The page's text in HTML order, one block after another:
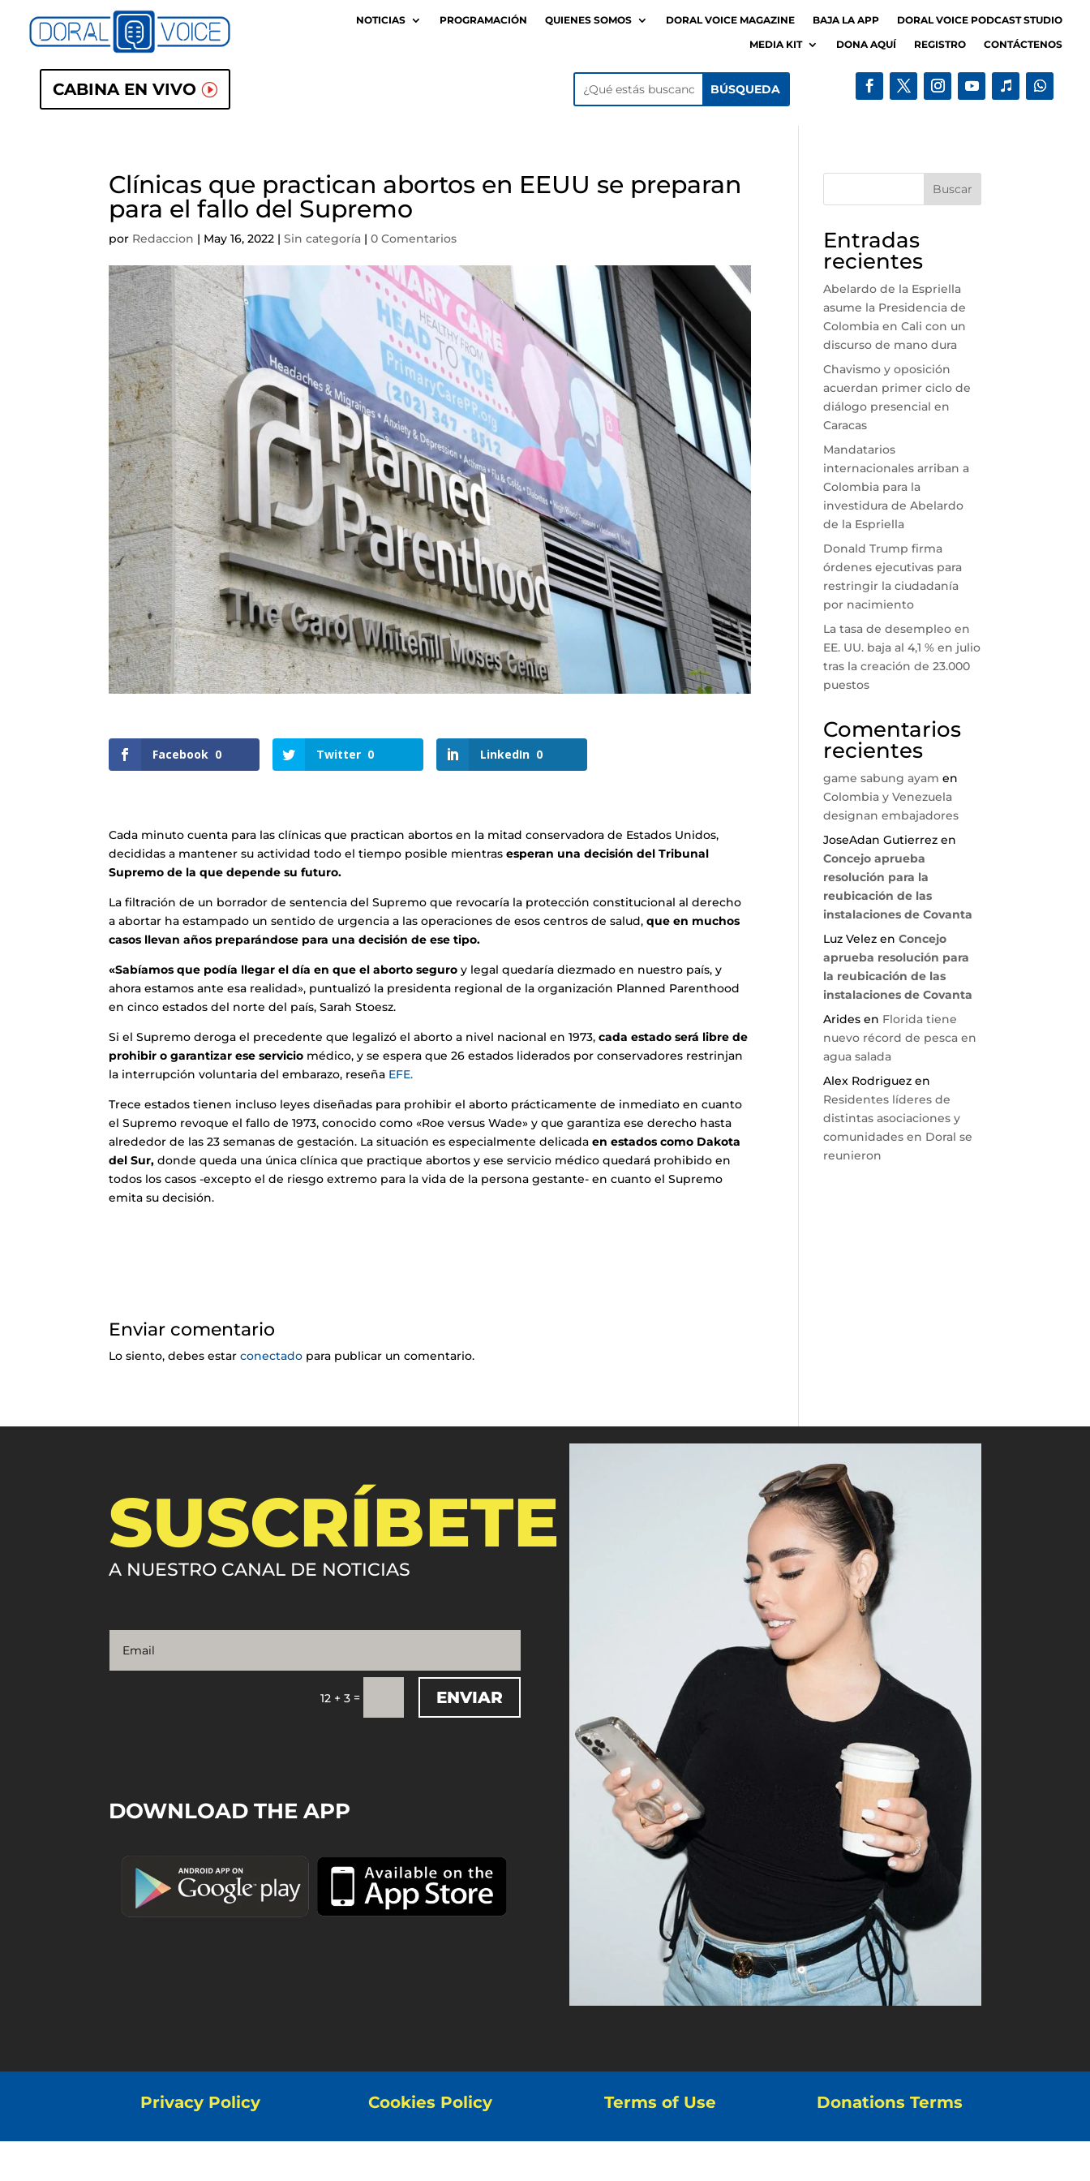
NOTICIAS PROGRAMACIÓN QUIENES SOMOS DORAL VOICE MAGAZINE BAJA LA APP
DORAL VOICE PODCAST STUDIO
MEDIA KIT
DONA AQUÍ REGISTRO CONTÁCTENOS
CABINA EN VIVO
Clínicas que practican abortos en EEUU se preparan
para el fallo del Supremo
por Redaccion | May 16, 2022 |Sin categoría |0 Comentarios
Facebook 0 Twitter 0 LinkedIn 0
Cada minuto cuenta para las clínicas que practican abortos en la mitad conservadora de Estados Unidos,
decididas a mantener su actividad todo el tiempo posible mientrasesperan una decisión del Tribunal
Supremo de la que depende su futuro.
La filtración de un borrador de sentencia del Supremo que revocaría la protección constitucional al derecho
a abortar ha estampado un sentido de urgencia a las operaciones de esos centros de salud,que en muchos
casos llevan años preparándose para una decisión de ese tipo.
«Sabíamos que podía llegar el día en que el aborto seguro y legal quedaría diezmado en nuestro país, y
ahora estamos ante esa realidad», puntualizó la presidenta regional de la organización Planned Parenthood
en cinco estados del norte del país, Sarah Stoesz.
Si el Supremo deroga el precedente que legalizó el aborto a nivel nacional en 1973, cada estado será libre de
prohibir o garantizar ese servicio médico, y se espera que 26 estados liderados por conservadores restrinjan
la interrupción voluntaria del embarazo, reseña EFE.
Trece estados tienen incluso leyes diseñadas para prohibir el aborto prácticamente de inmediato en cuanto
el Supremo revoque el fallo de 1973, conocido como «Roe versus Wade» y que garantiza ese derecho hasta
alrededor de las 23 semanas de gestación. La situación es especialmente delicadaen estados como Dakota
del Sur, donde queda una única clínica que practique abortos y ese servicio médico quedará prohibido en
todos los casos -excepto el de riesgo extremo para la vida de la persona gestante- en cuanto el Supremo
emita su decisión.
Enviar comentario
Lo siento, debes estarconectado para publicar un comentario.
Buscar
Entradas
recientes
Abelardo de la Espriella
asume la Presidencia de
Colombia en Cali con un
discurso de mano dura
Chavismo y oposición
acuerdan primer ciclo de
diálogo presencial en
Caracas
Mandatarios
internacionales arriban a
Colombia para la
investidura de Abelardo
de la Espriella
Donald Trump firma
órdenes ejecutivas para
restringir la ciudadanía
por nacimiento
La tasa de desempleo en
EE. UU. baja al 4,1 % en julio
tras la creación de 23.000
puestos
Comentarios
recientes
game sabung ayam en
Colombia y Venezuela
designan embajadores
JoseAdan Gutierrez en
Concejo aprueba
resolución para la
reubicación de las
instalaciones de Covanta
Luz Velez enConcejo
aprueba resolución para
la reubicación de las
instalaciones de Covanta
Arides en Florida tiene
nuevo récord de pesca en
agua salada
Alex Rodriguez en
Residentes líderes de
distintas asociaciones y
comunidades en Doral se
reunieron
SUSCRÍBETE
A NUESTRO CANAL DE NOTICIAS
12 + 3 = ENVIAR
DOWNLOAD THE APP
Privacy Policy Cookies Policy Terms of Use Donations Terms